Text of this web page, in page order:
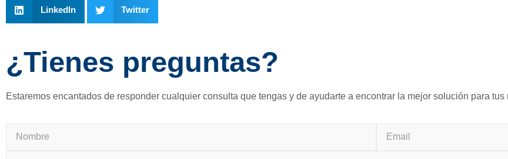
LinkedIn Twitter
¿Tienes preguntas?
Estaremos encantados de responder cualquier consulta que tengas y de ayudarte a encontrar la mejor solución para tus